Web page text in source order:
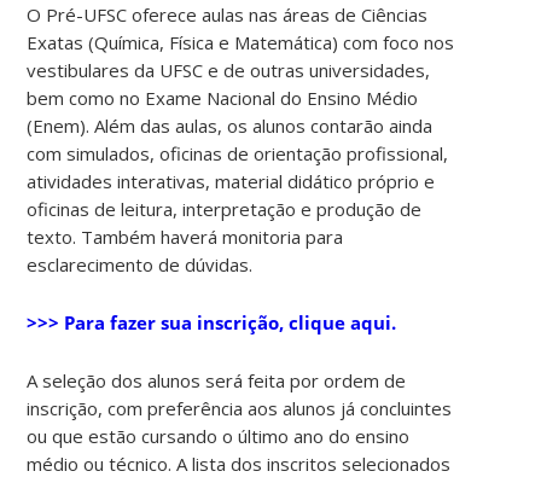
O Pré-UFSC oferece aulas nas áreas de Ciências
Exatas (Química, Física e Matemática) com foco nos
vestibulares da UFSC e de outras universidades,
bem como no Exame Nacional do Ensino Médio
(Enem). Além das aulas, os alunos contarão ainda
com simulados, oficinas de orientação profissional,
atividades interativas, material didático próprio e
oficinas de leitura, interpretação e produção de
texto. Também haverá monitoria para
esclarecimento de dúvidas.
>>> Para fazer sua inscrição, clique aqui.
A seleção dos alunos será feita por ordem de
inscrição, com preferência aos alunos já concluintes
ou que estão cursando o último ano do ensino
médio ou técnico. A lista dos inscritos selecionados